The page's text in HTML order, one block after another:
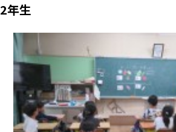
2年生